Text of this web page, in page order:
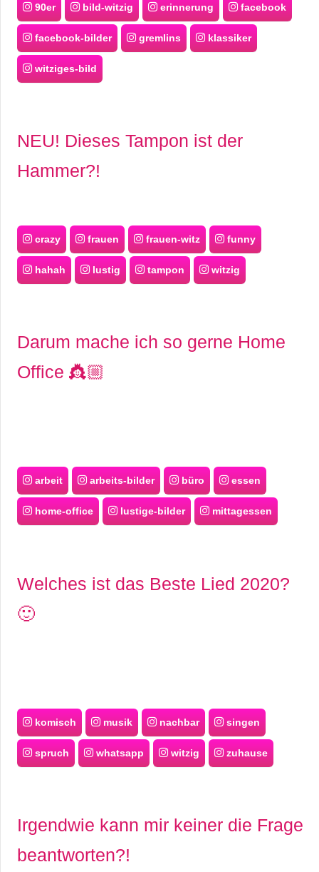
90er bild-witzig erinnerung facebook
facebook-bilder gremlins klassiker
witziges-bild
NEU! Dieses Tampon ist der
Hammer?!
crazy frauen frauen-witz funny
hahah lustig tampon witzig
Darum mache ich so gerne Home
Office 👸🏼
arbeit arbeits-bilder büro essen
home-office lustige-bilder mittagessen
Welches ist das Beste Lied 2020?
🙂
komisch musik nachbar singen
spruch whatsapp witzig zuhause
Irgendwie kann mir keiner die Frage
beantworten?!